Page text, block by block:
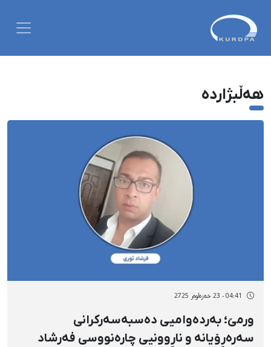
هەڵبژاردە
04:41 - 23 خەزەڵوەر 2725
ورمێ؛ بەردەوامیی دەسبەسەرکرانی
سەرەڕۆیانە و ناڕوونیی چارەنووسی فەرشاد